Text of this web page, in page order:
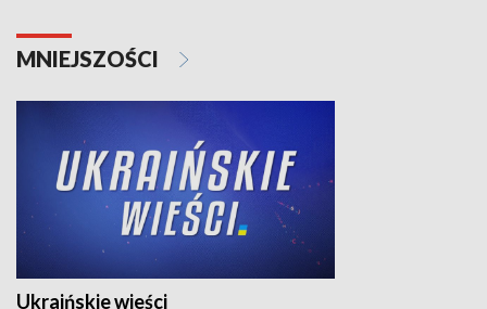
MNIEJSZOŚCI
Ukraińskie wieści